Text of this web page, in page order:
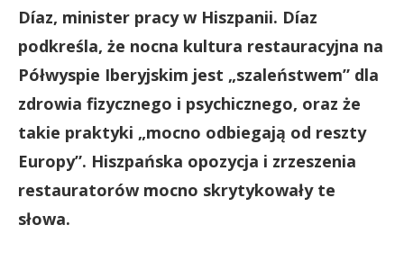
Díaz, minister pracy w Hiszpanii. Díaz
podkreśla, że nocna kultura restauracyjna na
Półwyspie Iberyjskim jest „szaleństwem” dla
zdrowia fizycznego i psychicznego, oraz że
takie praktyki „mocno odbiegają od reszty
Europy”. Hiszpańska opozycja i zrzeszenia
restauratorów mocno skrytykowały te
słowa.